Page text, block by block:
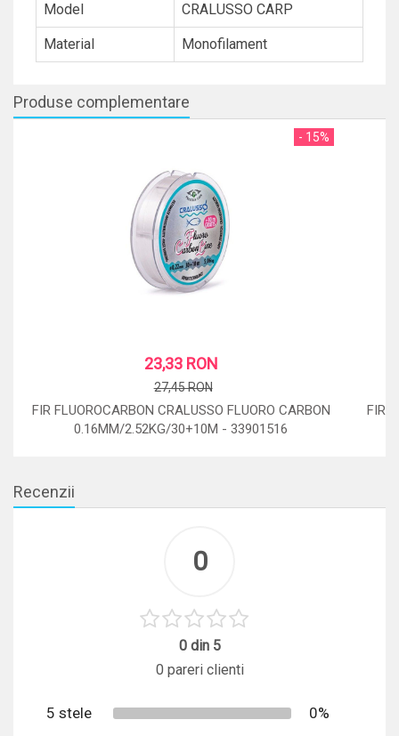
Model CRALUSSO CARP
Material Monofilament
Produse complementare
- 15%
23,33 RON
27,45 RON
FIR FLUOROCARBON CRALUSSO FLUORO CARBON
0.16MM/2.52KG/30+10M - 33901516
FIR
Recenzii
0
0 din 5
0 pareri clienti
5 stele
0%